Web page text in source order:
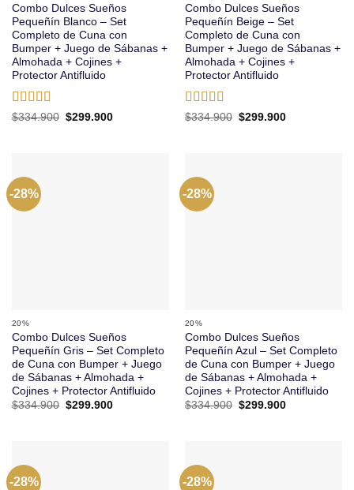
Combo Dulces Sueños
Pequeñín Blanco – Set
Completo de Cuna con
Bumper + Juego de Sábanas +
Almohada + Cojines +
Protector Antifluido
Valorado
$334.900 El
$299.900El
Combo Dulces Sueños
Pequeñín Beige – Set
Completo de Cuna con
Bumper + Juego de Sábanas +
Almohada + Cojines +
Protector Antifluido
Valorado
$334.900 El
$299.900El
-28%
20%
Combo Dulces Sueños
Pequeñín Gris – Set Completo
de Cuna con Bumper + Juego
de Sábanas + Almohada +
Cojines + Protector Antifluido
$334.900 El
$299.900El
-28%
20%
Combo Dulces Sueños
Pequeñín Azul – Set Completo
de Cuna con Bumper + Juego
de Sábanas + Almohada +
Cojines + Protector Antifluido
$334.900 El
$299.900El
-28% -28%